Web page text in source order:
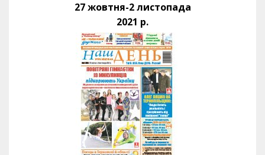
27 жовтня-2 листопада
2021 р.